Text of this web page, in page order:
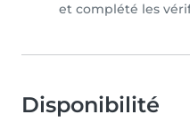
et complété les
Disponibilité